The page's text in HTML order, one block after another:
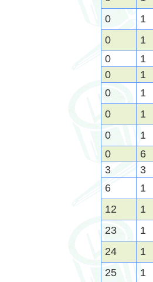
0
1
0
1
0
1
0
1
0
1
0
1
0
1
0
6
3
3
6
1
12
1
23
1
24
1
25
1